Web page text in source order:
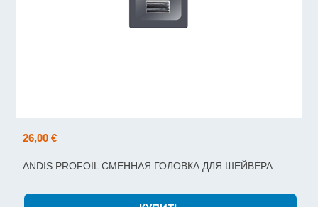
26,00 €
ANDIS PROFOIL СМЕННАЯ ГОЛОВКА ДЛЯ ШЕЙВЕРА